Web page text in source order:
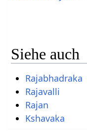
Siehe auch
Rajabhadraka
Rajavalli
Rajan
Kshavaka